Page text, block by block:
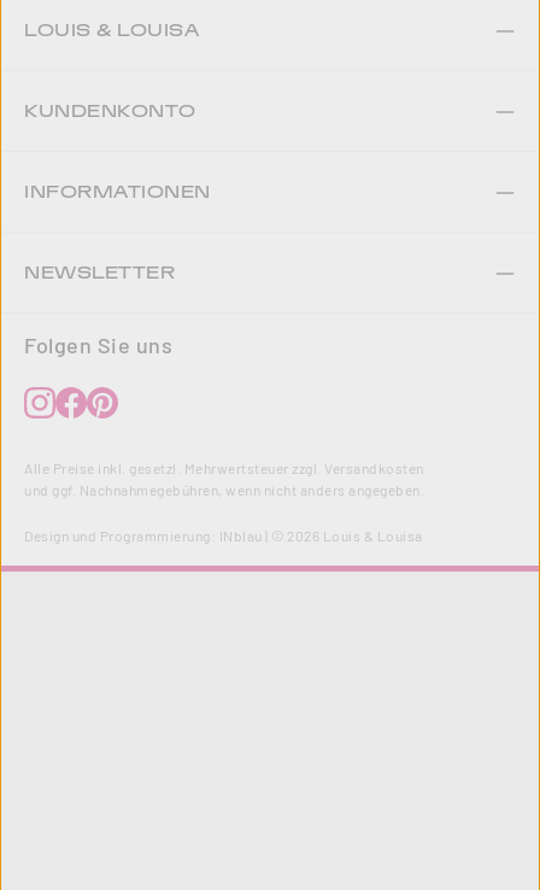
LOUIS & LOUISA
KUNDENKONTO
INFORMATIONEN
NEWSLETTER
Folgen Sie uns
Alle Preise inkl. gesetzl. Mehrwertsteuer zzgl. Versandkosten
und ggf. Nachnahmegebühren, wenn nicht anders angegeben.
Design und Programmierung: INblau | © 2026 Louis & Louisa